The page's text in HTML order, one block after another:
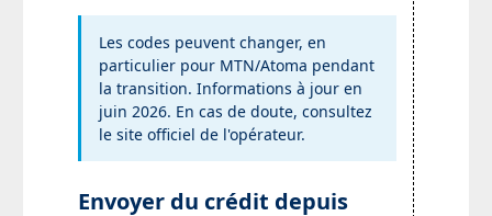
Les codes peuvent changer, en
particulier pour MTN/Atoma pendant
la transition. Informations à jour en
juin 2026. En cas de doute, consultez
le site officiel de l'opérateur.
Envoyer du crédit depuis